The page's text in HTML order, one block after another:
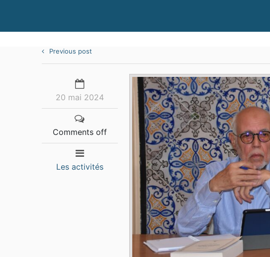
Previous post
20 mai 2024
Comments off
Les activités